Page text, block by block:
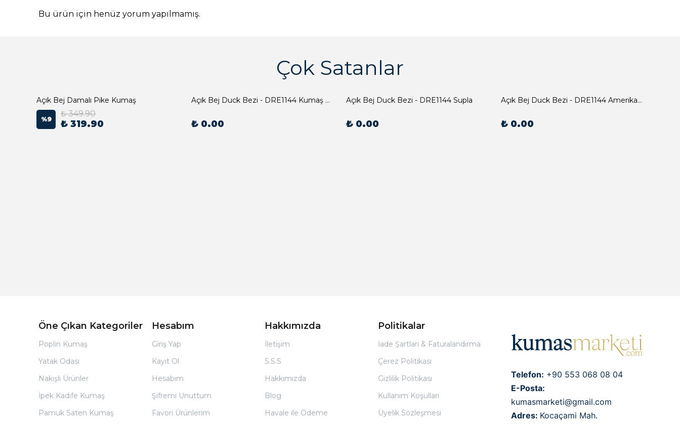
Bu ürün için henüz yorum yapılmamış.
Çok Satanlar
Açık Bej Damalı Pike Kumaş
%9
₺ 349.90
₺ 319.90
Açık Bej Duck Bezi - DRE1144 Kumaş Peçete
₺ 0.00
Açık Bej Duck Bezi - DRE1144 Supla
₺ 0.00
Açık Bej Duck Bezi - DRE1144 Amerikan Servis
₺ 0.00
Öne Çıkan Kategoriler
Poplin Kumaş
Yatak Odası
Nakışlı Ürünler
İpek Kadife Kumaş
Pamuk Saten Kumaş
Hesabım
Giriş Yap
Kayıt Ol
Hesabım
Şifremi Unuttum
Favori Ürünlerim
Hakkımızda
İletişim
S.S.S
Hakkımızda
Blog
Havale ile Ödeme
Politikalar
İade Şartları & Faturalandırma
Çerez Politikası
Gizlilik Politikası
Kullanım Koşulları
Üyelik Sözleşmesi
Telefon: +90 553 068 08 04
E-Posta:
kumasmarketi@gmail.com
Adres: Kocaçami Mah.